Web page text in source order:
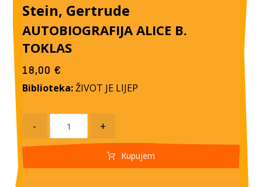
Stein, Gertrude
AUTOBIOGRAFIJA ALICE B.
TOKLAS
18,00€
Biblioteka: ŽIVOT JE LIJEP
- +
Kupujem